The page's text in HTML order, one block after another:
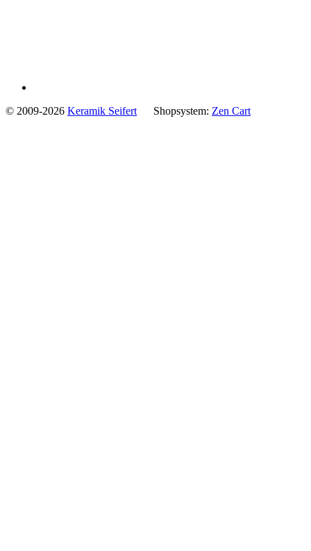
© 2009-2026 Keramik Seifert Shopsystem: Zen Cart